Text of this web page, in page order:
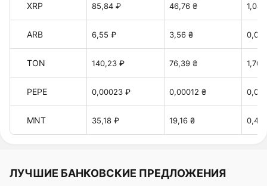
XRP 85,84 ₽ 46,76 ₴
ARB 6,55 ₽ 3,56 ₴
TON 140,23 ₽ 76,39 ₴ 1,70
PEPE 0,00023 ₽ 0,00012 ₴
MNT 35,18 ₽ 19,16 ₴ 0,42
ЛУЧШИЕ БАНКОВСКИЕ ПРЕДЛОЖЕНИЯ